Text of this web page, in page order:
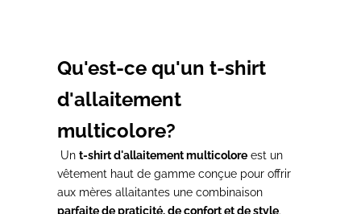
Qu'est-ce qu'un t-shirt
d'allaitement
multicolore?
Un t-shirt d'allaitement multicolore est un
vêtement haut de gamme conçue pour offrir
aux mères allaitantes une combinaison
parfaite de praticité, de confort et de style.